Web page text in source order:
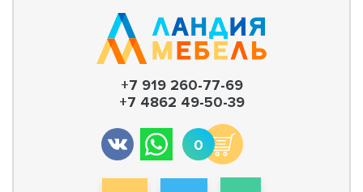
+7 919 260-77-69
+7 4862 49-50-39
0